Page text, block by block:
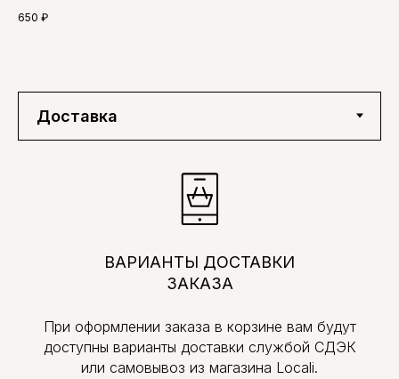
650 ₽
ВАРИАНТЫ ДОСТАВКИ
ЗАКАЗА
При оформлении заказа в корзине вам будут
доступны варианты доставки службой СДЭК
или самовывоз из магазина Locali.